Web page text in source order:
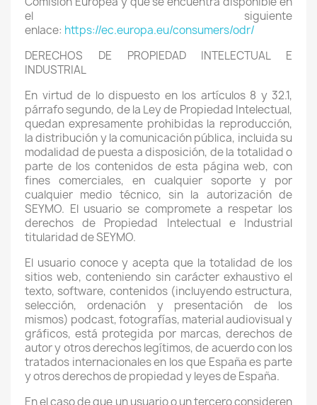
el siguiente
enlace: https://ec.europa.eu/consumers/odr/
DERECHOS DE PROPIEDAD INTELECTUAL E
INDUSTRIAL
En virtud de lo dispuesto en los artículos 8 y 32.1,
párrafo segundo, de la Ley de Propiedad Intelectual,
quedan expresamente prohibidas la reproducción,
la distribución y la comunicación pública, incluida su
modalidad de puesta a disposición, de la totalidad o
parte de los contenidos de esta página web, con
fines comerciales, en cualquier soporte y por
cualquier medio técnico, sin la autorización de
SEYMO. El usuario se compromete a respetar los
derechos de Propiedad Intelectual e Industrial
titularidad de SEYMO.
El usuario conoce y acepta que la totalidad de los
sitios web, conteniendo sin carácter exhaustivo el
texto, software, contenidos (incluyendo estructura,
selección, ordenación y presentación de los
mismos) podcast, fotografías, material audiovisual y
gráficos, está protegida por marcas, derechos de
autor y otros derechos legítimos, de acuerdo con los
tratados internacionales en los que España es parte
y otros derechos de propiedad y leyes de España.
En el caso de que un usuario o un tercero consideren